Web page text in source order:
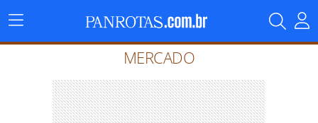
Menu
Principal
MERCADO